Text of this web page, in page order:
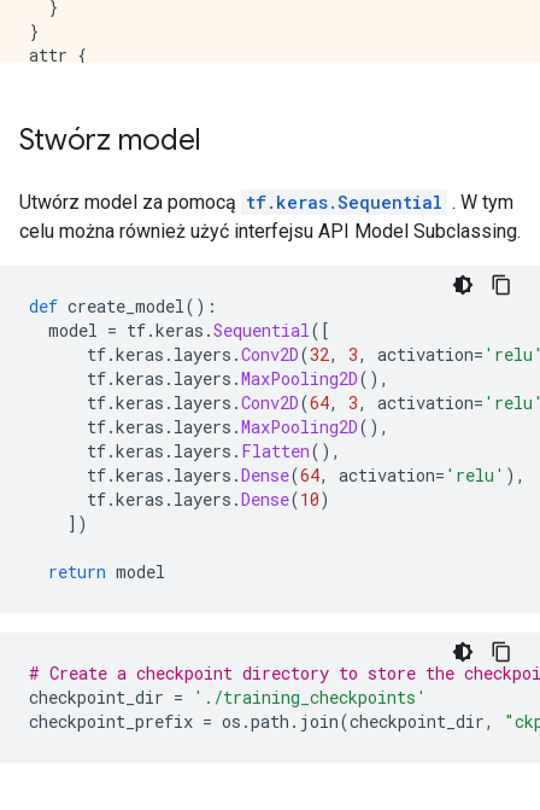
  }
}
attr {
    i: 60000
  }
attr {
  key: "is_files"
  }
}
attr {
  key: "metadata"
  value {
    s: "\n\024TensorSliceDataset:0"
  key: "output_shapes"
  value {
    list {
      shape {
        dim {
          size: 28
        }
Stwórz model
Utwórz model za pomocą tf.keras.Sequential . W tym
celu można również użyć interfejsu API Model Subclassing.
def create_model():
model = tf.keras .Sequential([
tf.keras . layers .Conv2D(32, 3, activation=
tf.keras . layers .MaxPooling2D(),
tf.keras . layers .Conv2D(64, 3, activation=
tf.keras . layers .MaxPooling2D(),
tf.keras . layers . Flatten(),
tf.keras . layers .Dense(64, activation= 'relu' ),
tf.keras . layers .Dense(10)
])
return model
# Create a checkpoint directory to store the
checkpoint_dir =
'./training_checkpoints'
checkpoint_prefix = os .path . join(checkpoint_dir,